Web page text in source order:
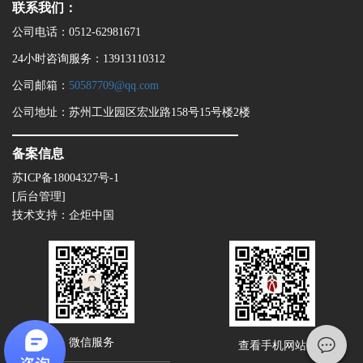
联系我们：
公司电话：0512-62981671
24小时咨询服务：13913110312
公司邮箱： 50587709@qq.com
公司地址：苏州工业园区宏业路158号15号楼2楼
备案信息
苏ICP备18004327号-1
[后台管理]
技术支持： 企炬中国
微信服务 查看手机网站